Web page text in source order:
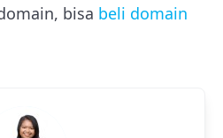
bisa beli domain